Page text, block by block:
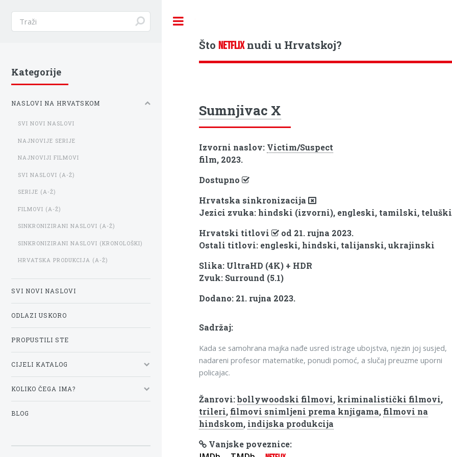
ŠtoNETFLIXnudi u Hrvatskoj?
Sumnjivac X
Izvorni naslov: Victim/Suspect
film, 2023.
Dostupno
Hrvatska sinkronizacija
Jezici zvuka: hindski (izvorni), engleski, tamilski, teluški
Hrvatski titlovi
od 21. rujna 2023.
Ostali titlovi: engleski, hindski, talijanski, ukrajinski
Slika: UltraHD (4K) + HDR
Zvuk: Surround (5.1)
Dodano: 21. rujna 2023.
Sadržaj:
Kada se samohrana majka nađe usred istrage ubojstva, njezin joj susjed,
nadareni profesor matematike, ponudi pomoć, a slučaj preuzme uporni
policajac.
Žanrovi:bollywoodski filmovi, kriminalistički filmovi,
trileri, filmovi snimljeni prema knjigama, filmovi na
hindskom, indijska produkcija
Vanjske poveznice:
Kategorije
NASLOVI NA HRVATSKOM
SVI NOVI NASLOVI
NAJNOVIJE SERIJE
NAJNOVIJI FILMOVI
SVI NASLOVI (A-Ž)
SERIJE (A-Ž)
FILMOVI (A-Ž)
SINKRONIZIRANI NASLOVI (A-Ž)
SINKRONIZIRANI NASLOVI (KRONOLOŠKI)
HRVATSKA PRODUKCIJA (A-Ž)
SVI NOVI NASLOVI
ODLAZI USKORO
PROPUSTILI STE
CIJELI KATALOG
KOLIKO ČEGA IMA?
BLOG
Toggle